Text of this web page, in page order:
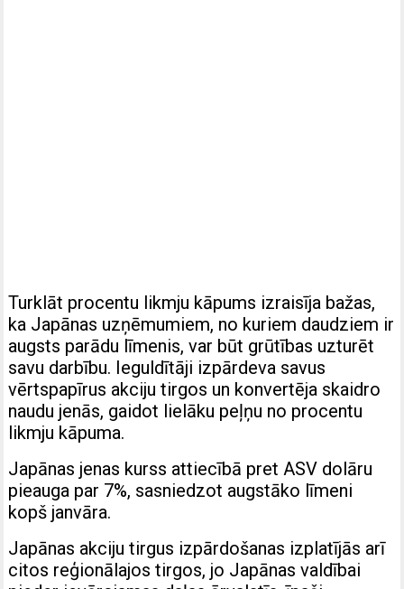
Turklāt procentu likmju kāpums izraisīja bažas,
ka Japānas uzņēmumiem, no kuriem daudziem ir
augsts parādu līmenis, var būt grūtības uzturēt
savu darbību. Ieguldītāji izpārdeva savus
vērtspapīrus akciju tirgos un konvertēja skaidro
naudu jenās, gaidot lielāku peļņu no procentu
likmju kāpuma.
Japānas jenas kurss attiecībā pret ASV dolāru
pieauga par 7%, sasniedzot augstāko līmeni
kopš janvāra.
Japānas akciju tirgus izpārdošanas izplatījās arī
citos reģionālajos tirgos, jo Japānas valdībai